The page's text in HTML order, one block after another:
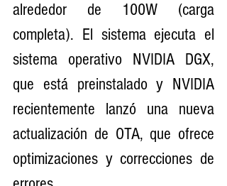
alrededor de 100W (carga
completa). El sistema ejecuta el
sistema operativo NVIDIA DGX,
que está preinstalado y NVIDIA
recientemente lanzó una nueva
actualización de OTA, que ofrece
optimizaciones y correcciones de